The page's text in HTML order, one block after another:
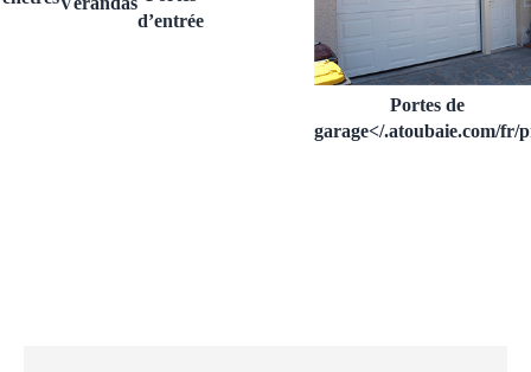
d’entrée
Portes de
garage</.atoubaie.com/fr/